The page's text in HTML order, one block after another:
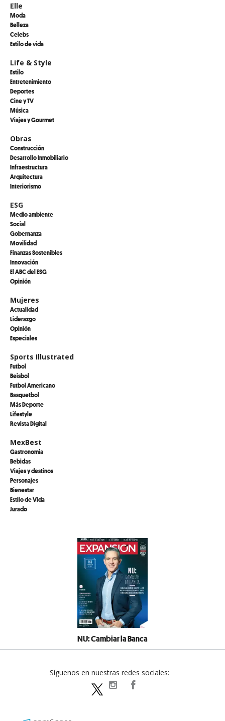
Elle
Moda
Belleza
Celebs
Estilo de vida
Life & Style
Estilo
Entretenimiento
Deportes
Cine y TV
Música
Viajes y Gourmet
Obras
Construcción
Desarrollo Inmobiliario
Infraestructura
Arquitectura
Interiorismo
ESG
Medio ambiente
Social
Gobernanza
Movilidad
Finanzas Sostenibles
Innovación
El ABC del ESG
Opinión
Mujeres
Actualidad
Liderazgo
Opinión
Especiales
Sports Illustrated
Futbol
Beisbol
Futbol Americano
Basquetbol
Más Deporte
Lifestyle
Revista Digital
MexBest
Gastronomía
Bebidas
Viajes y destinos
Personajes
Bienestar
Estilo de Vida
Jurado
NU: Cambiar la Banca
Síguenos en nuestras redes sociales:
expansionpolitica